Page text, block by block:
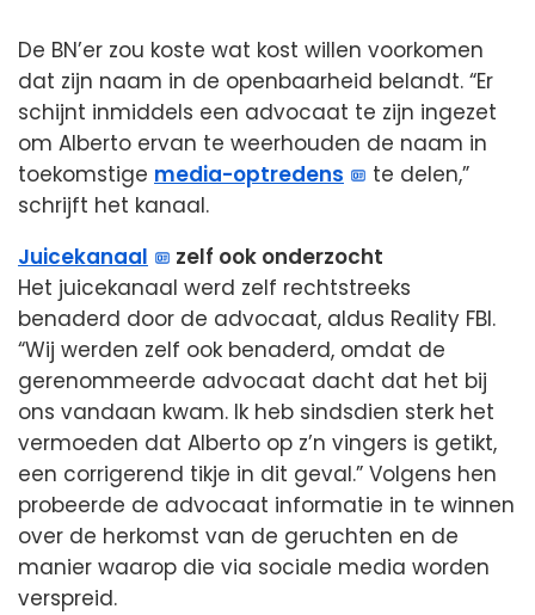
De BN’er zou koste wat kost willen voorkomen
dat zijn naam in de openbaarheid belandt. “Er
schijnt inmiddels een advocaat te zijn ingezet
om Alberto ervan te weerhouden de naam in
toekomstige media-optredens
te delen,”
schrijft het kanaal.
Juicekanaal
zelf ook onderzocht
Het juicekanaal werd zelf rechtstreeks
benaderd door de advocaat, aldus Reality FBI.
“Wij werden zelf ook benaderd, omdat de
gerenommeerde advocaat dacht dat het bij
ons vandaan kwam. Ik heb sindsdien sterk het
vermoeden dat Alberto op z’n vingers is getikt,
een corrigerend tikje in dit geval.” Volgens hen
probeerde de advocaat informatie in te winnen
over de herkomst van de geruchten en de
manier waarop die via sociale media worden
verspreid.